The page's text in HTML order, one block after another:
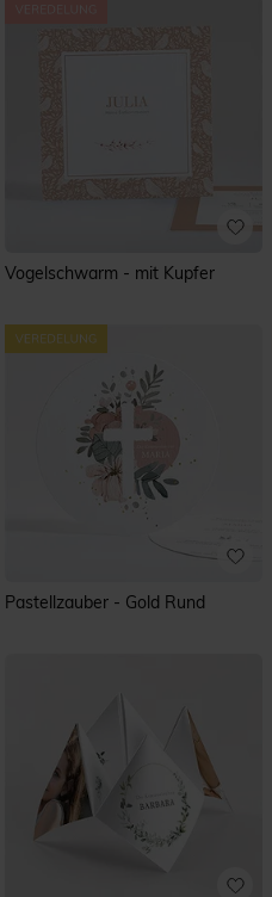
Vogelschwarm - mit Kupfer
Pastellzauber - Gold Rund